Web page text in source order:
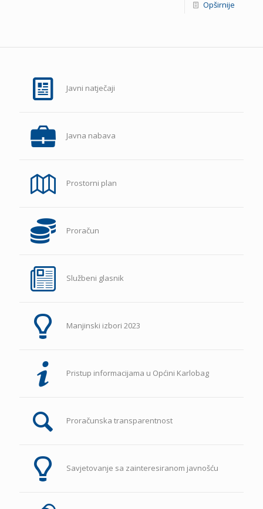
Opširnije
Javni natječaji
Javna nabava
Prostorni plan
Proračun
Službeni glasnik
Manjinski izbori 2023
Pristup informacijama u Općini Karlobag
Proračunska transparentnost
Savjetovanje sa zainteresiranom javnošću